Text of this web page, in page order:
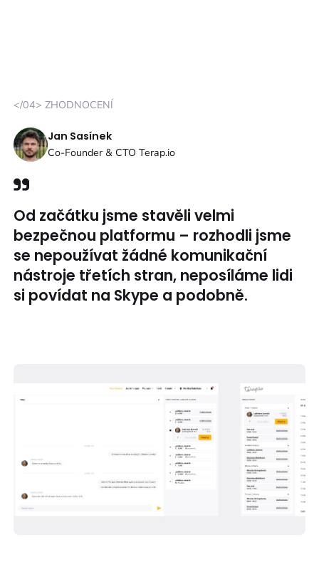
</04> ZHODNOCENÍ
Jan Sasínek
Co-Founder & CTO Terap.io
Od začátku jsme stavěli velmi
bezpečnou platformu – rozhodli jsme
se nepoužívat žádné komunikační
nástroje třetích stran, neposíláme lidi
si povídat na Skype a podobně.